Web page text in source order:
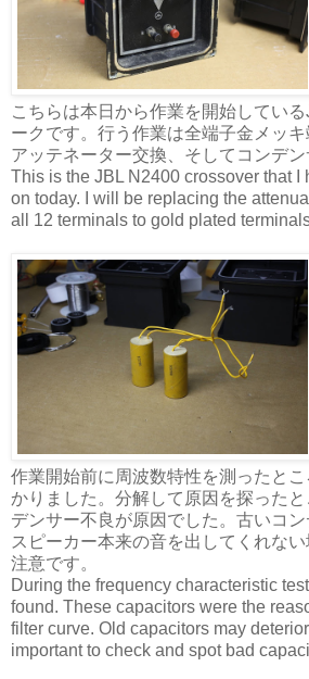
こちらは本日から作業を開始してい
ークです。行う作業は全端子金メッキ
アッテネーター交換、そしてコンデン
This is the JBL N2400 crossover that I
on today. I will be replacing the
all 12 terminals to gold plated
作業開始前に周波数特性を測ったと
かりました。分解して原因を探った
デンサー不良が原因でした。古いコン
スピーカー本来の音を出してくれな
注意です。
During the frequency characteristic
found. These capacitors were the
filter curve. Old capacitors may
important to check and spot bad